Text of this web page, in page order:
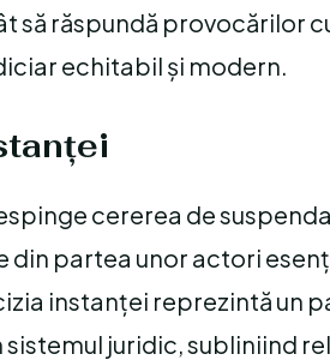
să răspundă provocărilor
echitabil și modern.
cererea de
partea unor actori
instanței reprezintă un
juridic, subliniind